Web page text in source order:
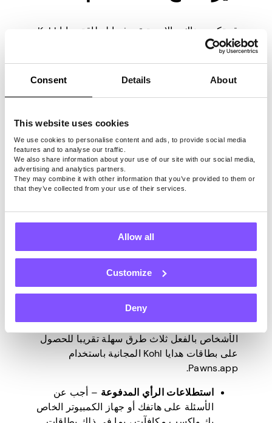
Consent Details About
This website uses cookies
We use cookies to personalise content and ads, to provide social media
features and to analyse our traffic.
We also share information about your use of our site with our social media,
advertising and analytics partners.
They may combine it with other information that you’ve provided to them or
that they’ve collected from your use of their services.
Allow all
Customize
Deny
قد تكون هناك حالات يتبقى فيها لبطاقة هدايا Kohl
بعض المال ، لكن لا يمكنك استخدامها لعمليات
انتهاء صلاحية ، ولكن في بعض الحالات ، قد يتم
قد يحدث ذلك لأن المشتبه بهم في Kohl في
الاحتيال أو أن المشتري قد أبلغ عن سرقة البطاقة.
على أي حال ، فإن أفضل مسار للعمل هوالاتصال
بدعم عملاء Kohl
للحصول على مزيد من
كيف تحصل على بطاقات
هدايا Kohl’s المجانية؟
لن تؤدي جميع طرق التحقق من قيمة بطاقة هدايا
Kohl الخاصة بك واستكشاف مشكلات الأخطاء
وإصلاحها إلى زيادة رصيدها. لقد وجد الكثير من
الأشخاص بالفعل ثلاث طرق سهلة تقريبا للحصول
على بطاقات هدايا Kohl المجانية باستخدام
Pawns.app.
استطلاعات الرأي المدفوعة – أجب عن
الأسئلة على هاتفك أو جهاز الكمبيوتر الخاص